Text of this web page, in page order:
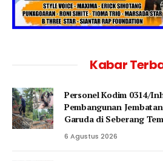
Kabar
Personel Kodim 0314/
Pembangunan
Garuda di Seberang
6 Agustus 2026